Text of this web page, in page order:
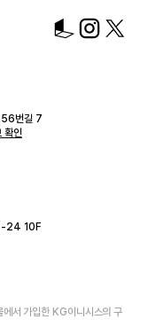
번길 7
확인
24 10F
에서 가입한 KG이니시스의 구